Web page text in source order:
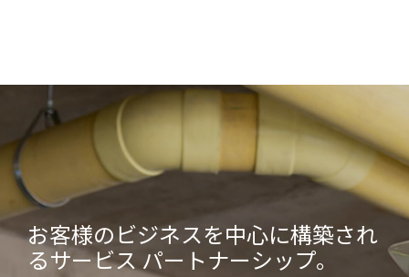
お客様のビジネスを中心に構築され
るサービス パートナーシップ。